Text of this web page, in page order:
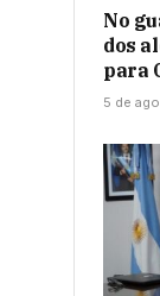
No
dos
para
5 de